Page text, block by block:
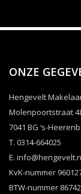
ONZE
Hengevelt
Molenpoortstraat
7041 BG ‘s-
T. 0314-664025
E.
KvK-nummer
BTW-nummer